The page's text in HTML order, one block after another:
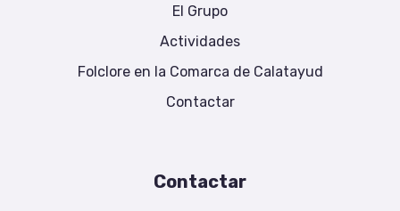
El Grupo
Actividades
Folclore en la Comarca de Calatayud
Contactar
Contactar